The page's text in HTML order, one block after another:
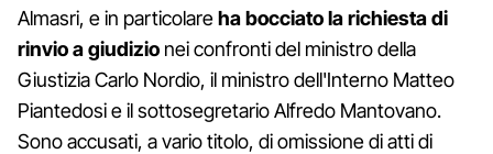
Almasri, e in particolareha bocciato la richiestadi
rinvio a giudizio nei confronti del ministro della
Giustizia Carlo Nordio, il ministro dell'Interno Matteo
Piantedosi e il sottosegretario Alfredo Mantovano.
Sono accusati, a vario titolo, di omissione di atti di